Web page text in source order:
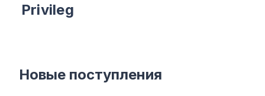
Privileg
Новые поступления